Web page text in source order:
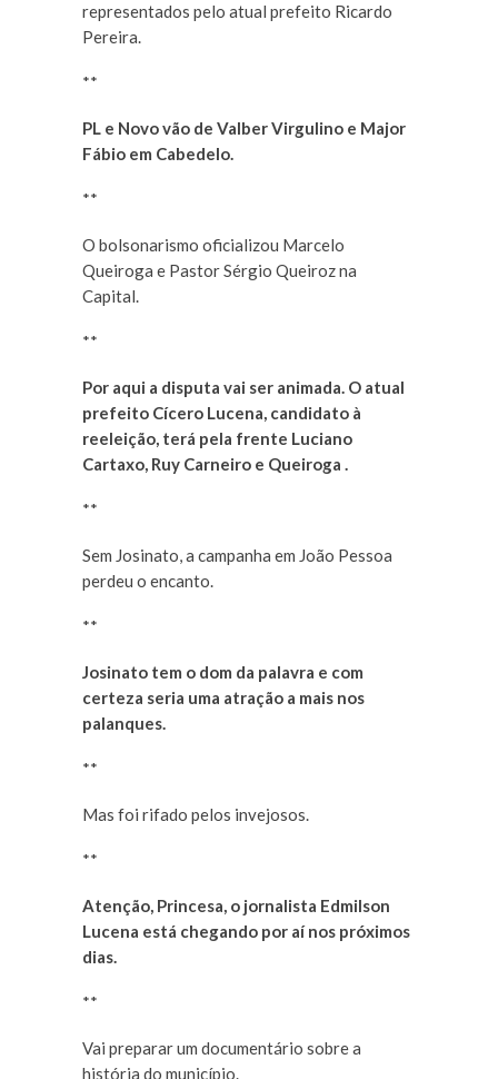
representados pelo atual prefeito Ricardo
Pereira.
**
PL e Novo vão de Valber Virgulino e Major
Fábio em Cabedelo.
**
O bolsonarismo oficializou Marcelo
Queiroga e Pastor Sérgio Queiroz na
Capital.
**
Por aqui a disputa vai ser animada. O atual
prefeito Cícero Lucena, candidato à
reeleição, terá pela frente Luciano
Cartaxo, Ruy Carneiro e Queiroga .
**
Sem Josinato, a campanha em João Pessoa
perdeu o encanto.
**
Josinato tem o dom da palavra e com
certeza seria uma atração a mais nos
palanques.
**
Mas foi rifado pelos invejosos.
**
Atenção, Princesa, o jornalista Edmilson
Lucena está chegando por aí nos próximos
dias.
**
Vai preparar um documentário sobre a
história do município.